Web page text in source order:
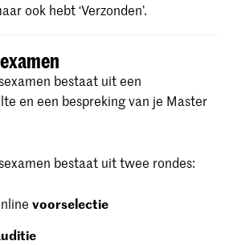
ook hebt ‘Verzonden’.
bestaat uit een
en een bespreking van je Master
bestaat uit twee rondes:
voorselectie